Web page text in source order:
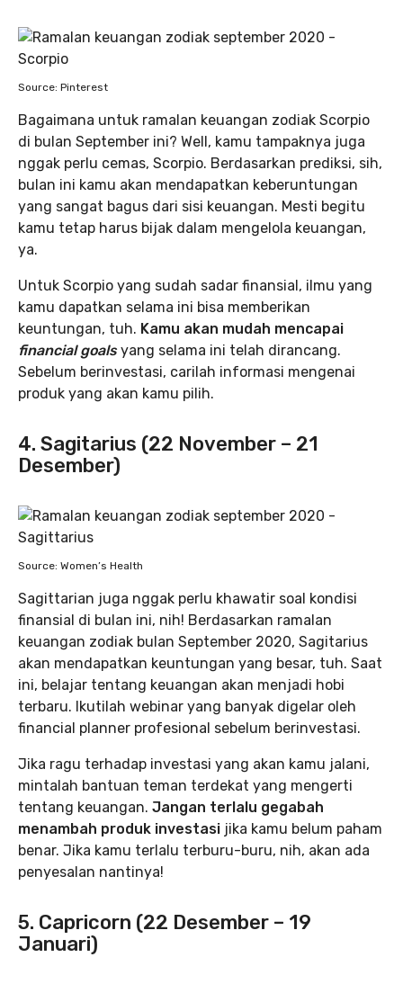
Source: Pinterest
Bagaimana untuk ramalan keuangan zodiak Scorpio
di bulan September ini? Well, kamu tampaknya juga
nggak perlu cemas, Scorpio. Berdasarkan prediksi, sih,
bulan ini kamu akan mendapatkan keberuntungan
yang sangat bagus dari sisi keuangan. Mesti begitu
kamu tetap harus bijak dalam mengelola keuangan,
ya.
Untuk Scorpio yang sudah sadar finansial, ilmu yang
kamu dapatkan selama ini bisa memberikan
keuntungan, tuh. Kamu akan mudah mencapai
financial goalsyang selama ini telah dirancang.
Sebelum berinvestasi, carilah informasi mengenai
produk yang akan kamu pilih.
4. Sagitarius (22 November – 21
Desember)
Source: Women’s Health
Sagittarian juga nggak perlu khawatir soal kondisi
finansial di bulan ini, nih! Berdasarkan ramalan
keuangan zodiak bulan September 2020, Sagitarius
akan mendapatkan keuntungan yang besar, tuh. Saat
ini, belajar tentang keuangan akan menjadi hobi
terbaru. Ikutilah webinar yang banyak digelar oleh
financial planner profesional sebelum berinvestasi.
Jika ragu terhadap investasi yang akan kamu jalani,
mintalah bantuan teman terdekat yang mengerti
tentang keuangan. Jangan terlalu gegabah
menambah produk investasi jika kamu belum paham
benar. Jika kamu terlalu terburu-buru, nih, akan ada
penyesalan nantinya!
5. Capricorn (22 Desember – 19
Januari)